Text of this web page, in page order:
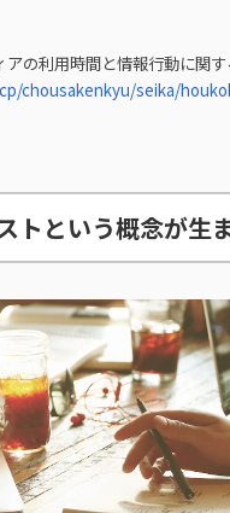
の利用時間と情報行動に関す
chousakenkyu/seika/
トという概念が生